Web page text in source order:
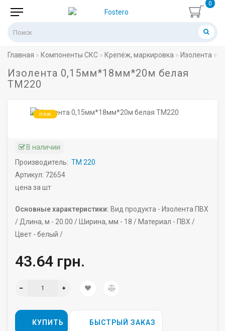
0
Главная Компоненты СКС Крепёж, маркировка Изолента
Изолента 0,15мм*18мм*20м белая
ТМ220
new
В наличии
Производитель: ТМ 220
Артикул: 72654
цена за шт
Основные характеристики: Вид продукта - Изолента ПВХ
/ Длина, м - 20.00 / Ширина, мм - 18 / Материал - ПВХ /
Цвет - белый /
43.64 грн.
КУПИТЬ БЫСТРЫЙ ЗАКАЗ